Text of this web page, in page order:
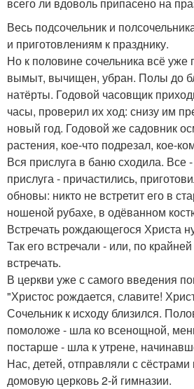
Весь подсочельник и
и приготовлениям к празднику.
Но к половине сочельника всё уже
вымыт, вычищен, убран. Полы до
натёрты. Годовой часовщик
часы, проверил их ход: снизу им
новый год. Годовой же садовник
растения, кое-что подрезал, кое-
Вся прислуга в баню сходила. Все
прислуга - причастились,
обновы: никто не встретит его в
ношеной рубахе, в одёванном
Встречать рождающегося Христа
Так его встречали - или, по
встречать.
В церкви уже с самого введения
"Христос рождается, славите!
Сочельник к исходу близился.
помоложе - шла ко всенощной,
постарше - шла к утрене,
Нас, детей, отправляли с
домовую церковь 2-й гимназии.